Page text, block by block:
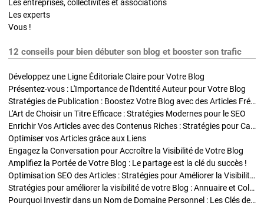
Les entreprises, collectivités et associations
Les experts
Vous !
12 conseils pour bien débuter son blog et booster son trafic
Développez une Ligne Éditoriale Claire pour Votre Blog
Présentez-vous : L'Importance de l'Identité Auteur pour Votre Blog
Stratégies de Publication : Boostez Votre Blog avec des Articles Fréquents et Exclusifs
L'Art de Choisir un Titre Efficace : Stratégies Modernes pour le SEO
Enrichir Vos Articles avec des Contenus Riches : Stratégies pour Captiver et Optimiser
Optimiser vos Articles grâce aux Liens
Engagez la Conversation pour Accroître la Visibilité de Votre Blog
Amplifiez la Portée de Votre Blog : Le partage est la clé du succès !
Optimisation SEO des Articles : Stratégies pour Améliorer la Visibilité de Votre Blog
Stratégies pour améliorer la visibilité de votre Blog : Annuaire et Collaborations
Pourquoi Investir dans un Nom de Domaine Personnel : Les Clés de la Réussite de Votre Blog